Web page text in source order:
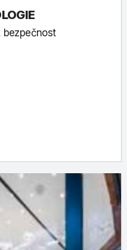
bezpečnost